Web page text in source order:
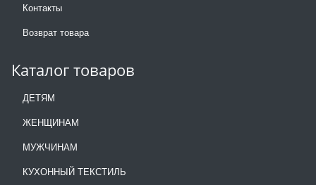
Контакты
Возврат товара
Каталог товаров
ДЕТЯМ
ЖЕНЩИНАМ
МУЖЧИНАМ
КУХОННЫЙ ТЕКСТИЛЬ